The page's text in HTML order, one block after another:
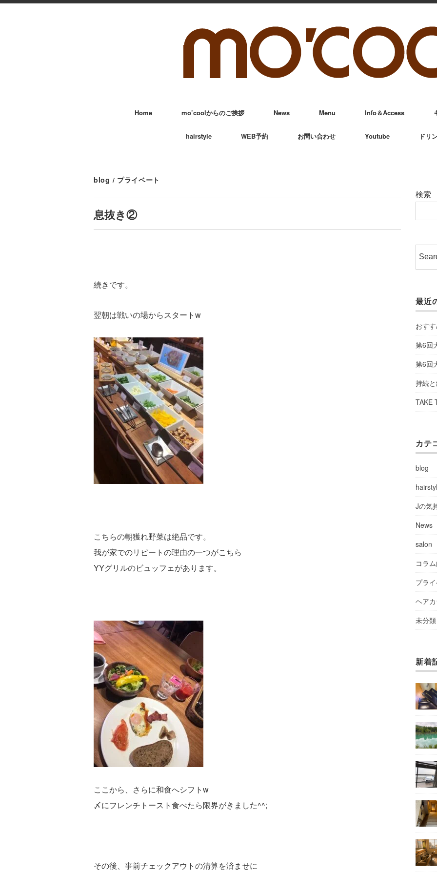
Home mo’coolからのご挨拶 News Menu Info＆Access
hairstyle WEB予約 お問い合わせ Youtube ドリ
blog / プライベート
息抜き②
続きです。
翌朝は戦いの場からスタートw
こちらの朝獲れ野菜は絶品です。
我が家でのリピートの理由の一つがこちら
YYグリルのビュッフェがあります。
ここから、さらに和食へシフトw
〆にフレンチトースト食べたら限界がきました^^;
その後、事前チェックアウトの清算を済ませに
検索
最近
おす
第6回
第6回
持続
TAKE
カテ
blog
Jの気
News
salon
コラ
プラ
ヘア
未分類
新着